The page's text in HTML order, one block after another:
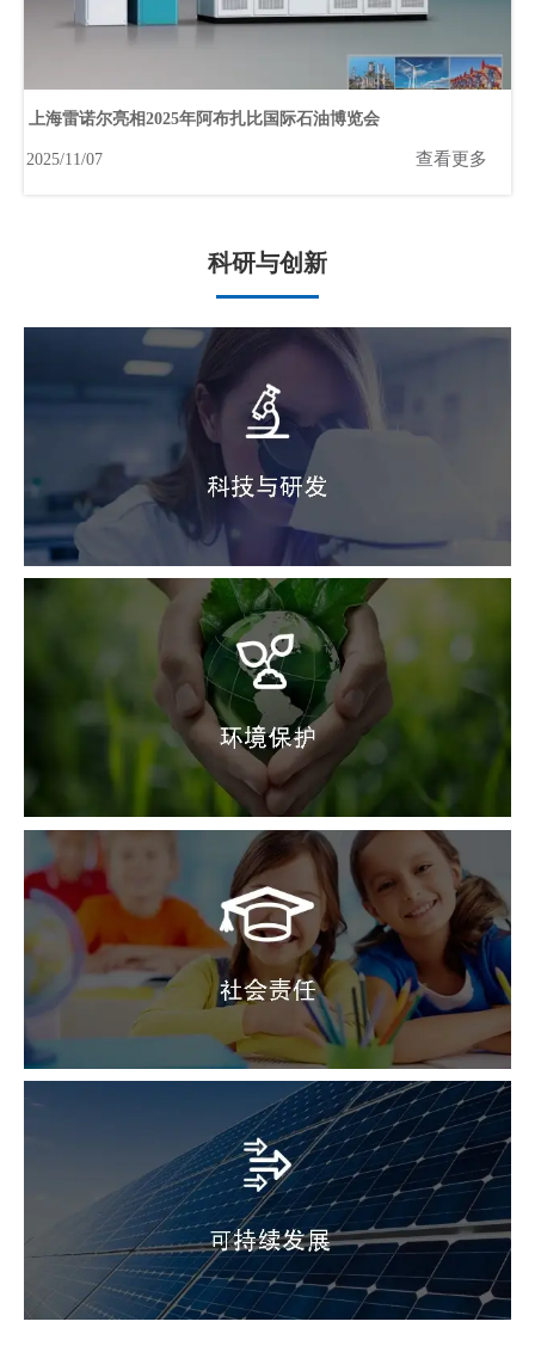
上海雷诺尔亮相2025年阿布扎比国际石油博览会
2025/11/07 查看更多
科研与创新